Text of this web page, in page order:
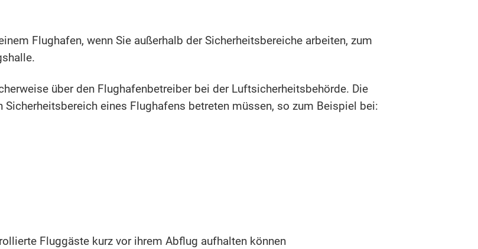
Flughafen, wenn Sie außerhalb der Sicherheitsbereiche arbeiten, zum
über den Flughafenbetreiber bei der Luftsicherheitsbehörde. Die
eines Flughafens betreten müssen, so zum Beispiel bei:
Fluggäste kurz vor ihrem Abflug aufhalten können